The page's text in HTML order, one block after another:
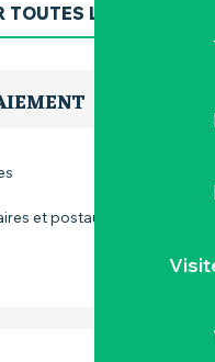
TOUTES LES
et postaux